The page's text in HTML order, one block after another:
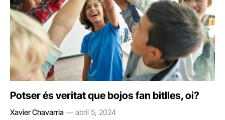
Potser és veritat que bojos fan bitlles, oi?
Xavier Chavarria abril 5, 2024